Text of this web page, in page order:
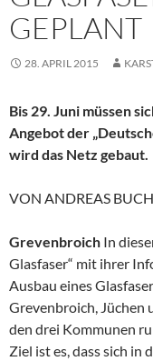
GEPLANT
28. APRIL 2015
Bis 29. Juni müssen
Angebot der
wird das Netz gebaut.
VON ANDREAS
Grevenbroich In
Glasfaser“ mit ihrer
Ausbau eines
Grevenbroich, Jüchen
den drei Kommunen
Ziel ist es, dass sich in